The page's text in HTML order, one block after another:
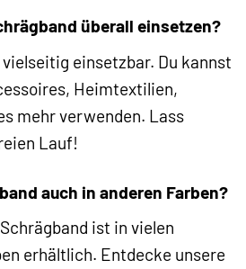
überall einsetzen?
einsetzbar. Du kannst
Heimtextilien,
mehr verwenden. Lass
Lauf!
auch in anderen Farben?
ist in vielen
erhältlich. Entdecke unsere